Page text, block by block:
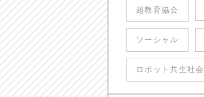
超教育協会
ソーシャル
ロボット共生社会